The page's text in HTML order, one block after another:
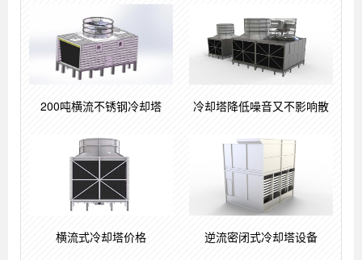
200吨横流不锈钢冷却塔 冷却塔降低噪音又不影响散
横流式冷却塔价格 逆流密闭式冷却塔设备